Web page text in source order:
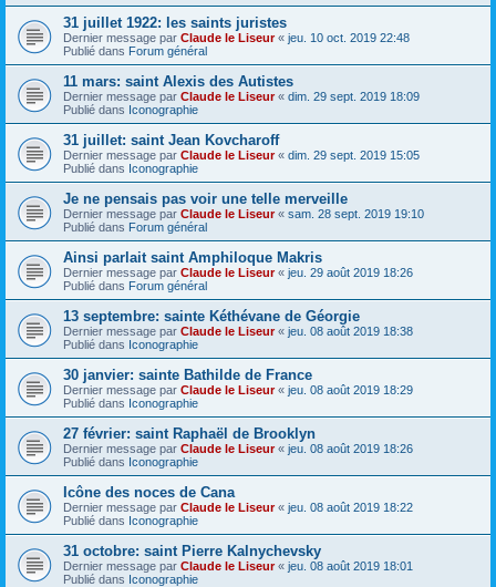
31 juillet 1922: les saints juristes
Dernier message par Claude le Liseur« jeu. 10 oct. 2019 22:48
Publié dans Forum général
11 mars: saint Alexis des Autistes
Dernier message par Claude le Liseur« dim. 29 sept. 2019 18:09
Publié dans Iconographie
31 juillet: saint Jean Kovcharoff
Dernier message par Claude le Liseur« dim. 29 sept. 2019 15:05
Publié dans Iconographie
Je ne pensais pas voir une telle merveille
Dernier message par Claude le Liseur« sam. 28 sept. 2019 19:10
Publié dans Forum général
Ainsi parlait saint Amphiloque Makris
Dernier message par Claude le Liseur« jeu. 29 août 2019 18:26
Publié dans Forum général
13 septembre: sainte Kéthévane de Géorgie
Dernier message par Claude le Liseur« jeu. 08 août 2019 18:38
Publié dans Iconographie
30 janvier: sainte Bathilde de France
Dernier message par Claude le Liseur« jeu. 08 août 2019 18:29
Publié dans Iconographie
27 février: saint Raphaël de Brooklyn
Dernier message par Claude le Liseur« jeu. 08 août 2019 18:26
Publié dans Iconographie
Icône des noces de Cana
Dernier message par Claude le Liseur« jeu. 08 août 2019 18:22
Publié dans Iconographie
31 octobre: saint Pierre Kalnychevsky
Dernier message par Claude le Liseur« jeu. 08 août 2019 18:01
Publié dans Iconographie